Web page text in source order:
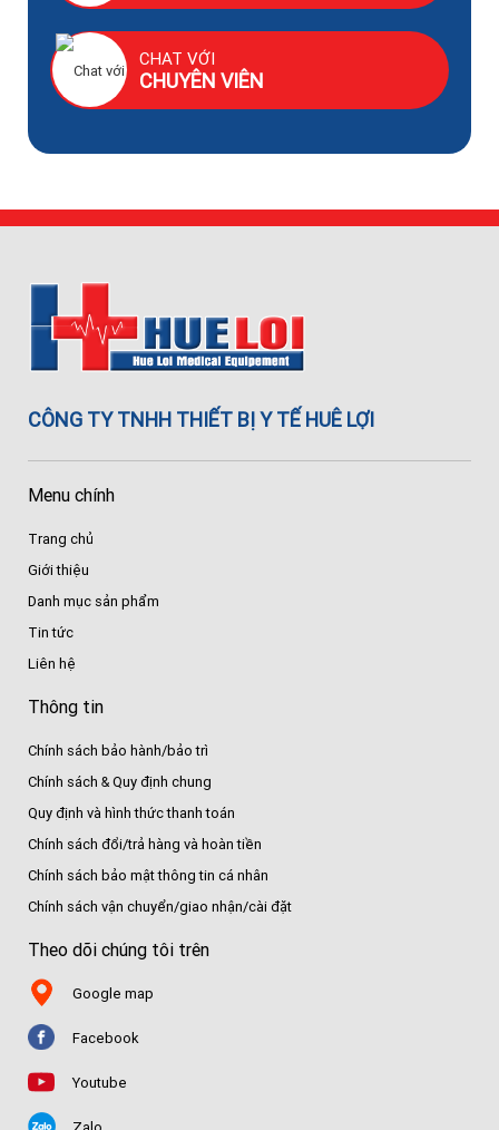
CHAT VỚI
CHUYÊN VIÊN
CÔNG TY TNHH THIẾT BỊ Y TẾ HUÊ LỢI
Menu chính
Trang chủ
Giới thiệu
Danh mục sản phẩm
Tin tức
Liên hệ
Thông tin
Chính sách bảo hành/bảo trì
Chính sách & Quy định chung
Quy định và hình thức thanh toán
Chính sách đổi/trả hàng và hoàn tiền
Chính sách bảo mật thông tin cá nhân
Chính sách vận chuyển/giao nhận/cài đặt
Theo dõi chúng tôi trên
Google map
Facebook
Youtube